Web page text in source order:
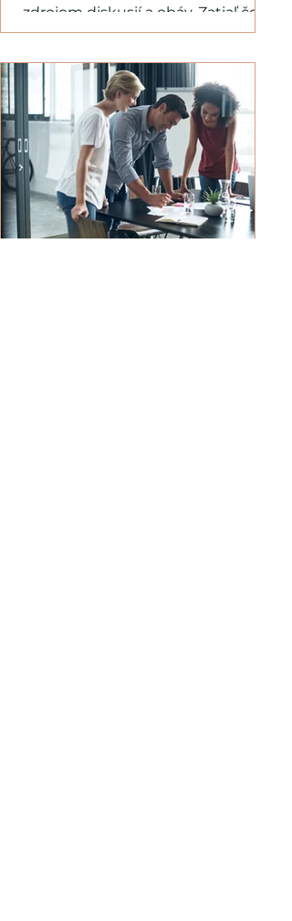
zdrojom diskusií a obáv. Zatiaľ čo
umelá inteligencia preberá